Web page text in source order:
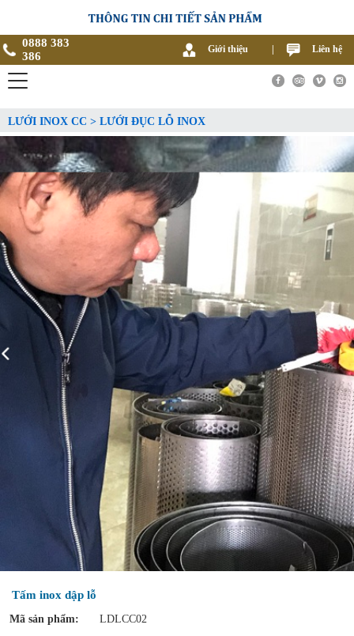
0888 383
386
Giới thiệu Liên hệ
LƯỚI INOX CC > LƯỚI ĐỤC LỖ INOX
Tấm inox dập lỗ
Mã sản phẩm:
LDLCC02